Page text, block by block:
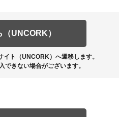
UNCORK）
ト（UNCORK）へ遷移します。
できない場合がございます。